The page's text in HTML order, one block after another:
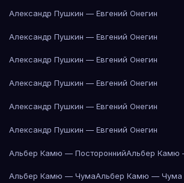
Александр Пушкин — Евгений Онегин
Александр Пушкин — Евгений Онегин
Александр Пушкин — Евгений Онегин
Александр Пушкин — Евгений Онегин
Александр Пушкин — Евгений Онегин
Александр Пушкин — Евгений Онегин
Альбер Камю — ПостороннийАльбер Камю
Альбер Камю — ЧумаАльбер Камю — Чума